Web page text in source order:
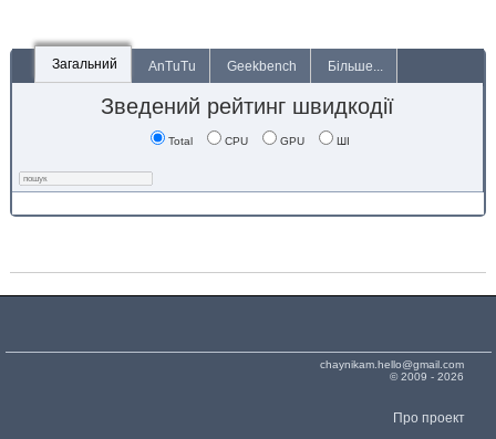
Загальний AnTuTu Geekbench Більше...
Зведений рейтинг швидкодії
Total CPU GPU ШІ
chaynikam.hello@gmail.com
© 2009 - 2026
Про проект